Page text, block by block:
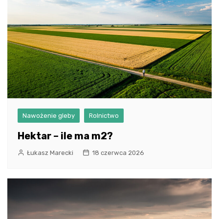
Nawożenie gleby Rolnictwo
Hektar – ile ma m2?
Łukasz Marecki 18 czerwca 2026